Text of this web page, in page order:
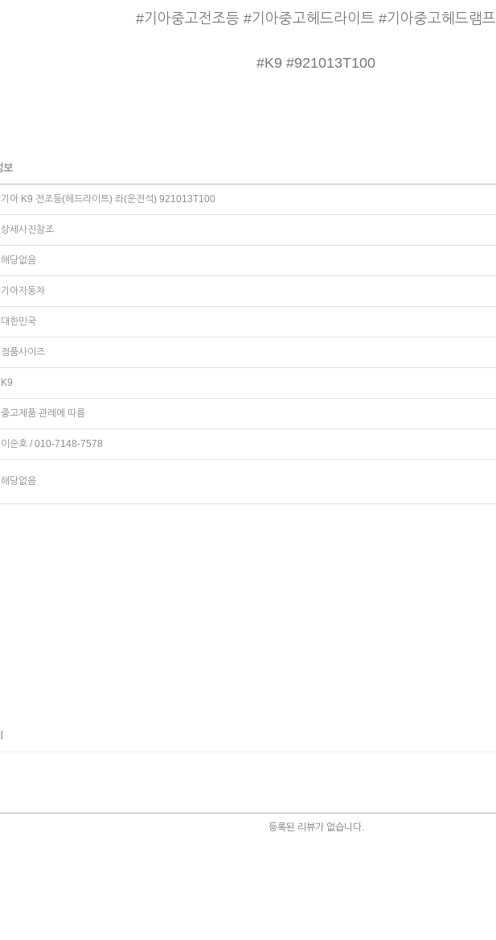
#기아중고전조등 #기아중고헤드라이트 #기아중고헤드램프
#K9 #921013T100
기아 K9 전조등(헤드라이트) 좌(운전석) 921013T100
상세사진참조
해당없음
기아자동차
대한민국
정품사이즈
K9
중고제품 관례에 따름
이순호 / 010-7148-7578
해당없음
등록된 리뷰가 없습니다.